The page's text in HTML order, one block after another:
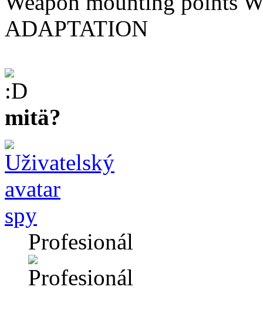
ADAPTATION
mitä?
spy
Profesionál